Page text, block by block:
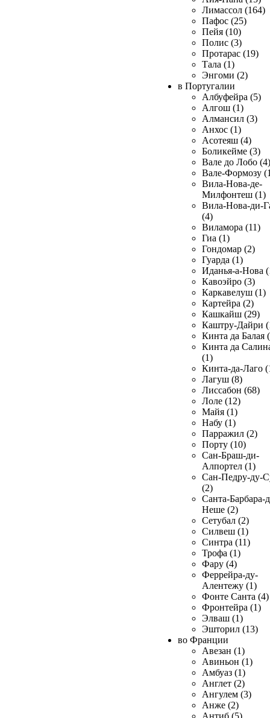
Лимассол (164)
Пафос (25)
Пейя (10)
Полис (3)
Протарас (19)
Тала (1)
Энгоми (2)
в Португалии
Албуфейра (5)
Алгош (1)
Алмансил (3)
Анхос (1)
Асотеяш (4)
Боликейме (3)
Вале до Лобо (4)
Вале-Формозу
Вила-Нова-де-
Милфонтеш (1)
Вила-Нова-ди-
(4)
Виламора (11)
Гиа (1)
Гондомар (2)
Гуарда (1)
Иданья-а-Нова
Кавоэйро (3)
Каркавелуш (1)
Картейра (2)
Кашкайш (29)
Каштру-Дайри
Кинта да Балая
Кинта да
(1)
Кинта-да-Лаго
Лагуш (8)
Лиссабон (68)
Лоле (12)
Майя (1)
Набу (1)
Парражил (2)
Порту (10)
Сан-Браш-ди-
Алпортел (1)
Сан-Педру-ду-
(2)
Санта-Барбара-
Неше (2)
Сетубал (2)
Силвеш (1)
Синтра (11)
Трофа (1)
Фару (4)
Феррейра-ду-
Алентежу (1)
Фонте Санта (4)
Фронтейра (1)
Элваш (1)
Эшторил (13)
во Франции
Авезан (1)
Авиньон (1)
Амбуаз (1)
Англет (2)
Ангулем (3)
Анже (2)
Антиб (5)